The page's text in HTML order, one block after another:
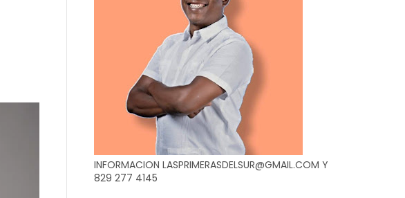
INFORMACION LASPRIMERASDELSUR@GMAIL.COM Y
829 277 4145